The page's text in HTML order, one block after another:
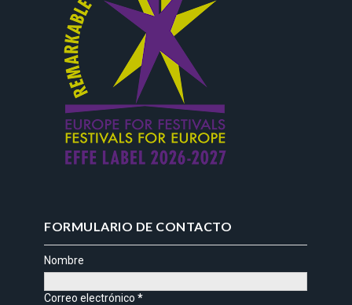
FORMULARIO DE CONTACTO
Nombre
Correo electrónico*